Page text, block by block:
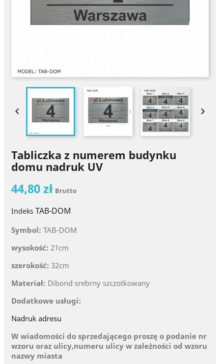
 
Tabliczka z numerem budynku
domu nadruk UV
44,80 zł Brutto
Indeks TAB-DOM
Symbol: TAB-DOM
wysokość: 21cm
szerokość: 32cm
Materiał: Dibond srebrny szczotkowany
Dodatkowe usługi:
Nadruk adresu
W wiadomości do sprzedającego proszę o podanie nr
wzoru oraz ulicy,numeru ulicy w zależności od wzoru
nazwy miasta